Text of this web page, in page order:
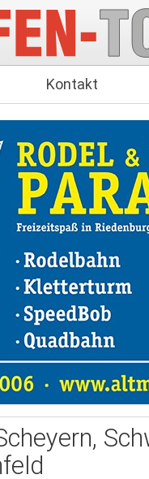
Kontakt